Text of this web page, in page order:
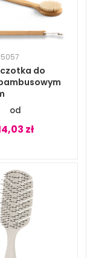
do
zł